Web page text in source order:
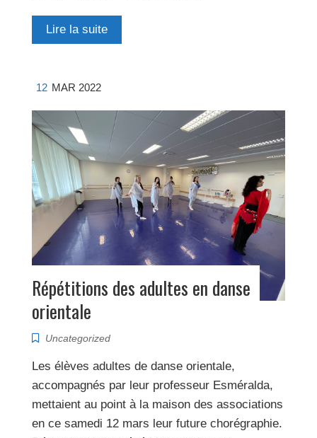
Lire la suite
12 MAR 2022
Répétitions des adultes en danse
orientale
Uncategorized
Les élèves adultes de danse orientale,
accompagnés par leur professeur Esméralda,
mettaient au point à la maison des associations
en ce samedi 12 mars leur future chorégraphie.